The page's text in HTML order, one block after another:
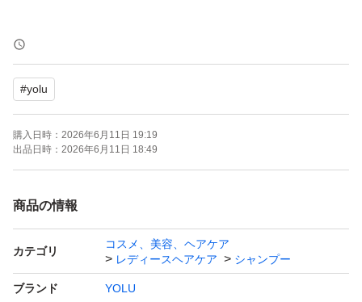
#yolu
購入日時： 2026年6月11日 19:19
出品日時： 2026年6月11日 18:49
商品の情報
カテゴリ
コスメ、美容、ヘアケア
レディースヘアケア
シャンプー
ブランド YOLU